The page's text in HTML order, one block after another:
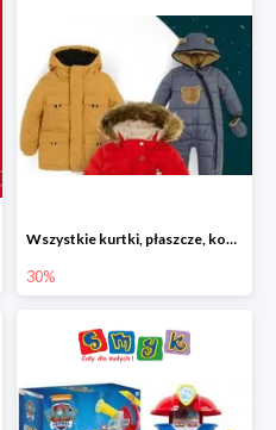
Wszystkie kurtki, płaszcze, kombinezony i spodnie narciarskie -30%
30%